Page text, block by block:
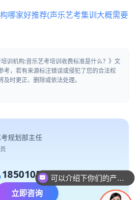
哪家好推荐(声乐艺考集训大概需要
培训机构:音乐艺考培训收费标准是什么？》文
考，若有来源标注错误或侵犯了您的合法权
时更正、删除或依法处理。
规划部主任
18501056132
立即咨询
你们是怎么收费的呢